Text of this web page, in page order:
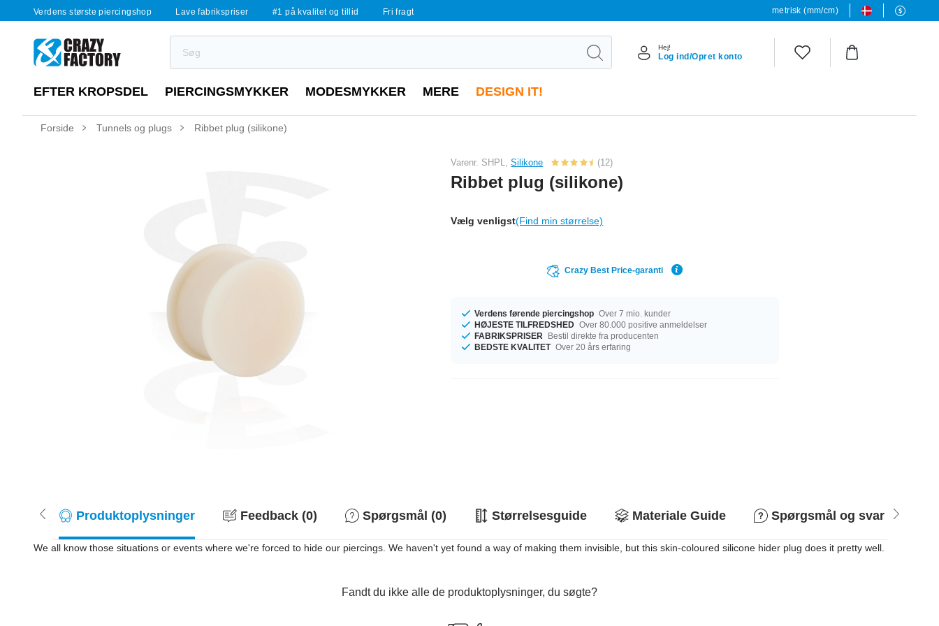
Verdens største piercingshop Lave fabrikspriser #1 på kvalitet og tillid Fri fragt metrisk (mm/cm)
Hej!
Log ind/Opret konto
EFTER KROPSDEL PIERCINGSMYKKER MODESMYKKER MERE DESIGN IT!
Forside Tunnels og plugs Ribbet plug (silikone)
Varenr. SHPL,Silikone (12)
Ribbet plug (silikone)
Vælg venligst(Find min størrelse)
Crazy Best Price-garanti
Verdens førende piercingshop Over 7 mio. kunder
HØJESTE TILFREDSHED Over 80.000 positive anmeldelser
FABRIKSPRISER
Bestil direkte fra producenten
BEDSTE KVALITET Over 20 års erfaring
Produktoplysninger Feedback (0) Spørgsmål (0) Størrelsesguide Materiale Guide Spørgsmål og svar
We all know those situations or events where we're forced to hide our piercings. We haven't yet found a way of making them invisible, but this skin-coloured silicone hider plug does it pretty well.
Fandt du ikke alle de produktoplysninger, du søgte?